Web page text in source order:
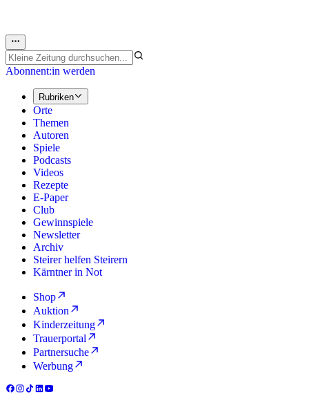
Abonnent:in werden
Rubriken
Orte
Themen
Autoren
Spiele
Podcasts
Videos
Rezepte
E-Paper
Club
Gewinnspiele
Newsletter
Archiv
Steirer helfen Steirern
Kärntner in Not
Shop
Auktion
Kinderzeitung
Trauerportal
Partnersuche
Werbung